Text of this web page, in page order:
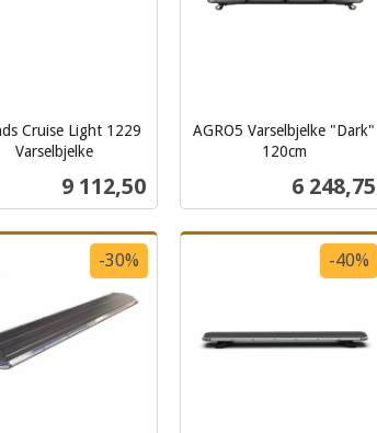
Cruise Light 1229
Varselbjelke
Pris
9 112,50
AGRO5 Varselbjelke "Dark"
120cm
Pris
6 248,75
-30% -40%